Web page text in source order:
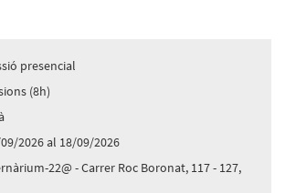
presencial
(8h)
2026 al 18/09/2026
22@ - Carrer Roc Boronat, 117 - 127,